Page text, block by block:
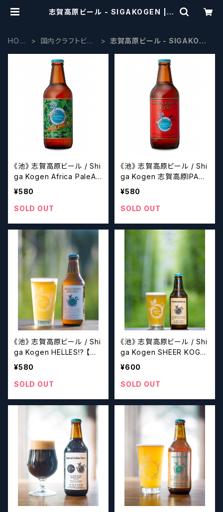
志賀高原ビール - SIGAKOGEN | c
HOM
国内クラフトビー
志賀高原ビール - SIGAKOGE
《池》 志賀高原ビール / Shi
ga Kogen Africa PaleAl
e【クラフトビール】
¥580
SOLD OUT
《池》 志賀高原ビール / Shi
ga Kogen 志賀高原IPA
【クラフトビール】
¥580
SOLD OUT
《池》 志賀高原ビール / Shi
ga Kogen HELLES!? 【ク
ラフトビール】
¥580
SOLD OUT
《池》 志賀高原ビール / Shi
ga Kogen SHEER KOGE
N IPA【クラフトビール】
¥600
SOLD OUT